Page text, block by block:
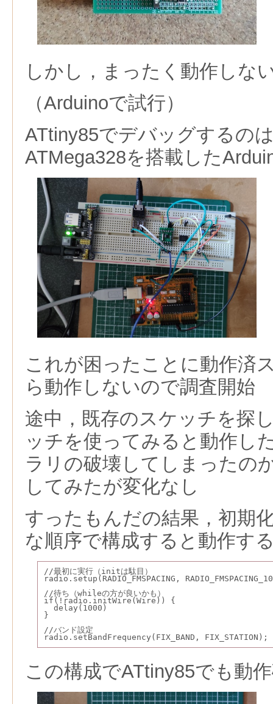
しかし，まったく動作しな
（Arduinoで試行）
ATtiny85でデバッグするの
ATMega328を搭載した
これが困ったことに動作済
ら動作しないので調査開始
途中，既存のスケッチを探
ッチを使ってみると動作し
ラリの破壊してしまったの
してみたが変化なし
すったもんだの結果，初期
な順序で構成すると動作す
//最初に実行（initは駄目）
radio.setup(RADIO_FMSPACING,
//待ち（whileの方が良いかも）
if(!radio.initWire(Wire)) {
delay(1000)
}
//バンド設定
radio.setBandFrequency(FIX_BAND, FIX_STATION);
この構成でATtiny85でも動